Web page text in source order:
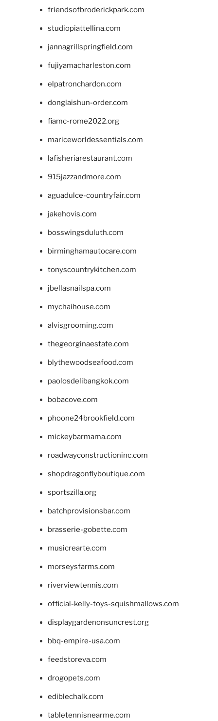
friendsofbroderickpark.com
studiopiattellina.com
jannagrillspringfield.com
fujiyamacharleston.com
elpatronchardon.com
donglaishun-order.com
fiamc-rome2022.org
mariceworldessentials.com
lafisheriarestaurant.com
915jazzandmore.com
aguadulce-countryfair.com
jakehovis.com
bosswingsduluth.com
birminghamautocare.com
tonyscountrykitchen.com
jbellasnailspa.com
mychaihouse.com
alvisgrooming.com
thegeorginaestate.com
blythewoodseafood.com
paolosdelibangkok.com
bobacove.com
phoone24brookfield.com
mickeybarmama.com
roadwayconstructioninc.com
shopdragonflyboutique.com
sportszilla.org
batchprovisionsbar.com
brasserie-gobette.com
musicrearte.com
morseysfarms.com
riverviewtennis.com
official-kelly-toys-squishmallows.com
displaygardenonsuncrest.org
bbq-empire-usa.com
feedstoreva.com
drogopets.com
ediblechalk.com
tabletennisnearme.com